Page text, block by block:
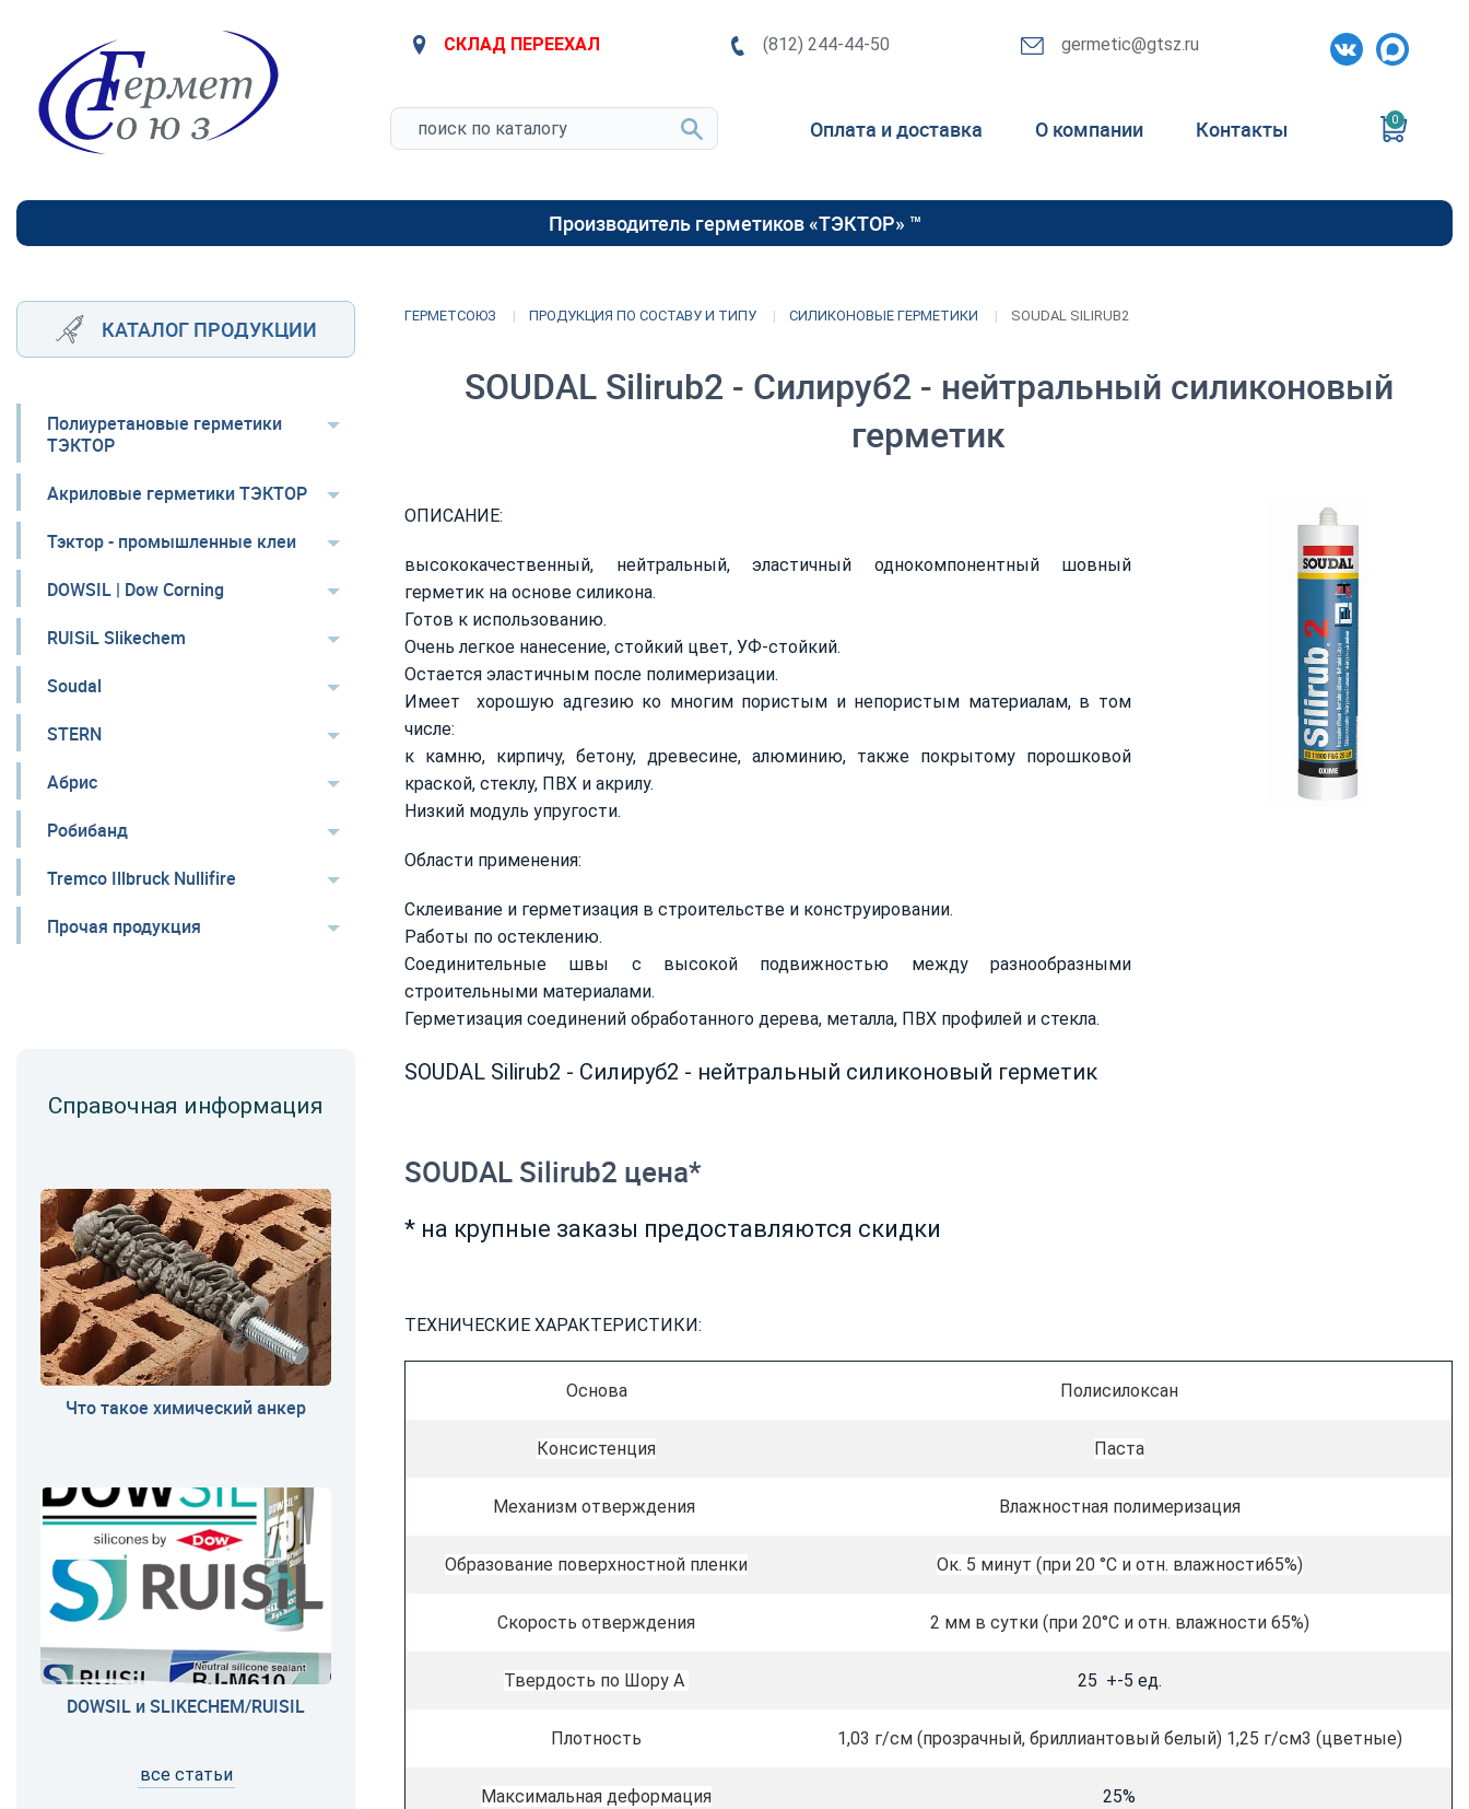
СКЛАД ПЕРЕЕХАЛ (812) 244-44-50 germetic@gtsz.ru
Оплата и доставка О компании Контакты 0
Производитель герметиков «ТЭКТОР» ™
КАТАЛОГ ПРОДУКЦИИ
Полиуретановые герметики
ТЭКТОР
Акриловые герметики ТЭКТОР
Тэктор - промышленные клеи
DOWSIL | Dow Corning
RUISiL Slikechem
Soudal
STERN
Абрис
Робибанд
Tremco Illbruck Nullifire
Прочая продукция
Справочная информация
Что такое химический анкер
DOWSIL и SLIKECHEM/RUISIL
все статьи
ГЕРМЕТСОЮЗ ПРОДУКЦИЯ ПО СОСТАВУ И ТИПУ СИЛИКОНОВЫЕ ГЕРМЕТИКИ SOUDAL SILIRUB2
SOUDAL Silirub2 - Силируб2 - нейтральный силиконовый
герметик
ОПИСАНИЕ:
высококачественный, нейтральный, эластичный однокомпонентный шовный
герметик на основе силикона.
Готов к использованию.
Очень легкое нанесение, стойкий цвет, УФ-стойкий.
Остается эластичным после полимеризации.
Имеет хорошую адгезию ко многим пористым и непористым материалам, в том
числе:
к камню, кирпичу, бетону, древесине, алюминию, также покрытому порошковой
краской, стеклу, ПВХ и акрилу.
Низкий модуль упругости.
Области применения:
Склеивание и герметизация в строительстве и конструировании.
Работы по остеклению.
Соединительные швы с высокой подвижностью между разнообразными
строительными материалами.
Герметизация соединений обработанного дерева, металла, ПВХ профилей и стекла.
SOUDAL Silirub2 - Силируб2 - нейтральный силиконовый герметик
SOUDAL Silirub2 цена*
* на крупные заказы предоставляются скидки
ТЕХНИЧЕСКИЕ ХАРАКТЕРИСТИКИ:
Основа Полисилоксан
Консистенция Паста
Механизм отверждения Влажностная полимеризация
Образование поверхностной пленки Ок. 5 минут (при 20 °C и отн. влажности65%)
Скорость отверждения 2 мм в сутки (при 20°C и отн. влажности 65%)
Твердость по Шору А 25 +-5 ед.
Плотность 1,03 г/см (прозрачный, бриллиантовый белый) 1,25 г/см3 (цветные)
Максимальная деформация 25%